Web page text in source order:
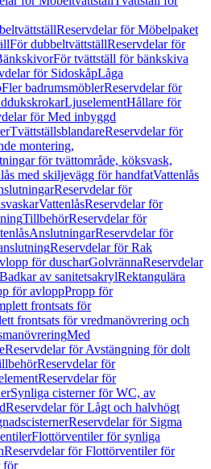
Reservdelar för Möbelpaket
För dubbeltvättställReservdelar för
För tvättställ för bänkskiva
för SidoskåpLåga
Fler badrumsmöblerReservdelar för
LjuselementHållare för
för Med inbyggd
TvättställsblandareReservdelar för
montering,
för tvättområde, köksvask,
med skiljevägg för handfatVattenlås
Reservdelar för
VattenlåsReservdelar för
TillbehörReservdelar för
AnslutningarReservdelar för
Reservdelar för Rak
för duscharGolvrännaReservdelar
Badkar av sanitetsakrylRektangulära
för avloppPropp för
frontsats för
frontsats för vredmanövrering och
Med
Reservdelar för Avstängning för dolt
Reservdelar för
Reservdelar för
Synliga cisterner för WC, av
Reservdelar för Lågt och halvhögt
Reservdelar för Sigma
Flottörventiler för synliga
Reservdelar för Flottörventiler för
för